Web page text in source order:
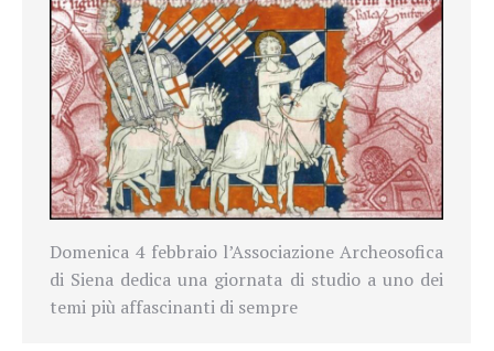
Domenica 4 febbraio l’Associazione Archeosofica
di Siena dedica una giornata di studio a uno dei
temi più affascinanti di sempre